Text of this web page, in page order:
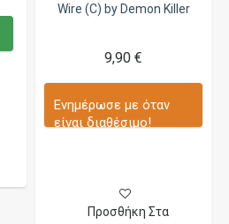
Wire (C) by Demon Killer
9,90 €
Ενημέρωσε με όταν
είναι διαθέσιμο!
Προσθήκη Στα